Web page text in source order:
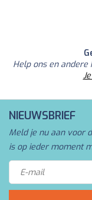
Help ons en
NIEUWSBRIEF
Meld je nu aan voor
is op ieder moment